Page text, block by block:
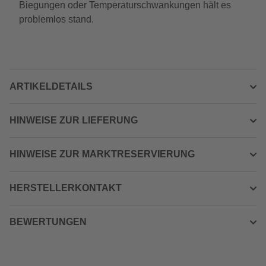
Biegungen oder Temperaturschwankungen hält es
problemlos stand.
ARTIKELDETAILS
HINWEISE ZUR LIEFERUNG
HINWEISE ZUR MARKTRESERVIERUNG
HERSTELLERKONTAKT
BEWERTUNGEN